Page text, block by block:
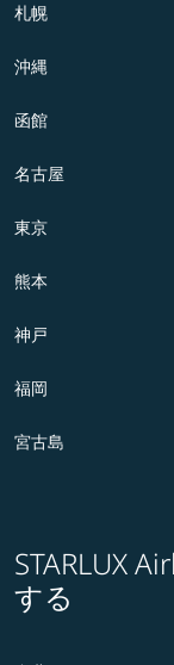
札幌
沖縄
函館
名古屋
東京
熊本
神戸
福岡
宮古島
STARLUX
する